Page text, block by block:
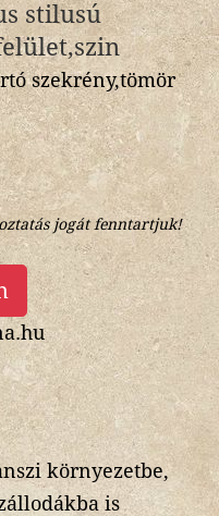
stilusú
szekrény,tömör
jogát fenntartjuk!
környezetbe,
is